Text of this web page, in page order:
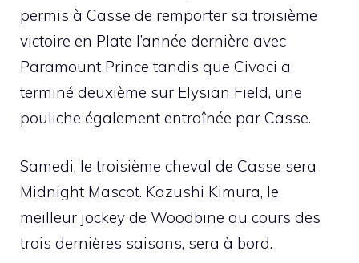
permis à Casse de remporter sa troisième
victoire en Plate l’année dernière avec
Paramount Prince tandis que Civaci a
terminé deuxième sur Elysian Field, une
pouliche également entraînée par Casse.
Samedi, le troisième cheval de Casse sera
Midnight Mascot. Kazushi Kimura, le
meilleur jockey de Woodbine au cours des
trois dernières saisons, sera à bord.